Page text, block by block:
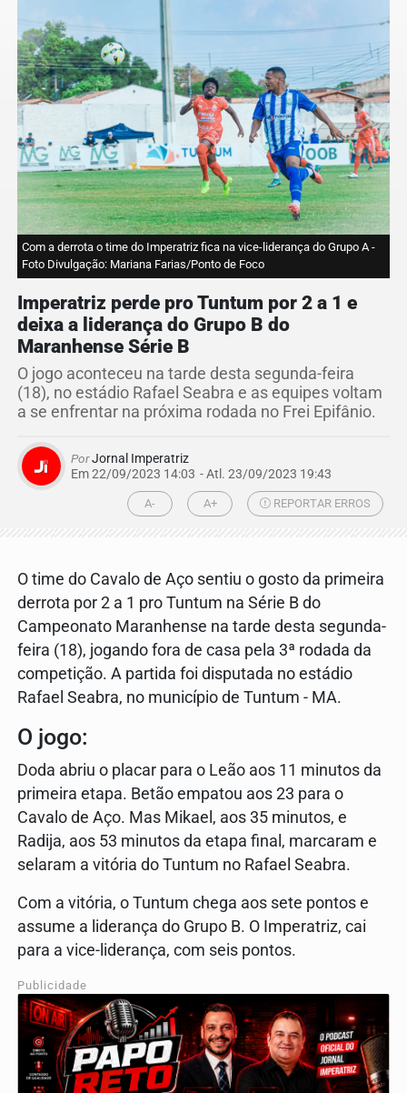
Com a derrota o time do Imperatriz fica na vice-liderança do Grupo A -
Foto Divulgação: Mariana Farias/Ponto de Foco
Imperatriz perde pro Tuntum por 2 a 1 e
deixa a liderança do Grupo B do
Maranhense Série B
O jogo aconteceu na tarde desta segunda-feira
(18), no estádio Rafael Seabra e as equipes voltam
a se enfrentar na próxima rodada no Frei Epifânio.
PorJornal Imperatriz
Em 22/09/2023 14:03 - Atl. 23/09/2023 19:43
A- A+ REPORTAR ERROS
O time do Cavalo de Aço sentiu o gosto da primeira
derrota por 2 a 1 pro Tuntum na Série B do
Campeonato Maranhense na tarde desta segunda-
feira (18), jogando fora de casa pela 3ª rodada da
competição. A partida foi disputada no estádio
Rafael Seabra, no município de Tuntum - MA.
O jogo:
Doda abriu o placar para o Leão aos 11 minutos da
primeira etapa. Betão empatou aos 23 para o
Cavalo de Aço. Mas Mikael, aos 35 minutos, e
Radija, aos 53 minutos da etapa final, marcaram e
selaram a vitória do Tuntum no Rafael Seabra.
Com a vitória, o Tuntum chega aos sete pontos e
assume a liderança do Grupo B. O Imperatriz, cai
para a vice-liderança, com seis pontos.
Publicidade